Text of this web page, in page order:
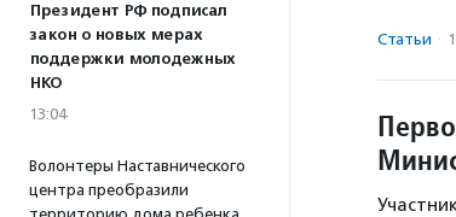
Президент РФ подписал
закон о новых мерах
поддержки молодежных
НКО
13:04
Волонтеры Наставнического
центра преобразили
Статьи ·